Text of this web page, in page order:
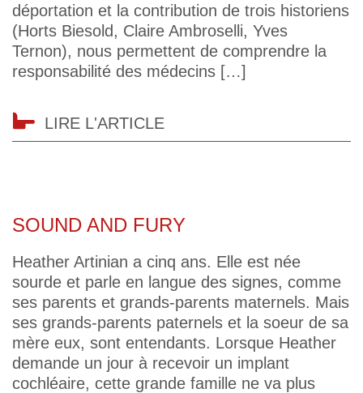
déportation et la contribution de trois historiens
(Horts Biesold, Claire Ambroselli, Yves
Ternon), nous permettent de comprendre la
responsabilité des médecins […]
LIRE L'ARTICLE
SOUND AND FURY
Heather Artinian a cinq ans. Elle est née
sourde et parle en langue des signes, comme
ses parents et grands-parents maternels. Mais
ses grands-parents paternels et la soeur de sa
mère eux, sont entendants. Lorsque Heather
demande un jour à recevoir un implant
cochléaire, cette grande famille ne va plus